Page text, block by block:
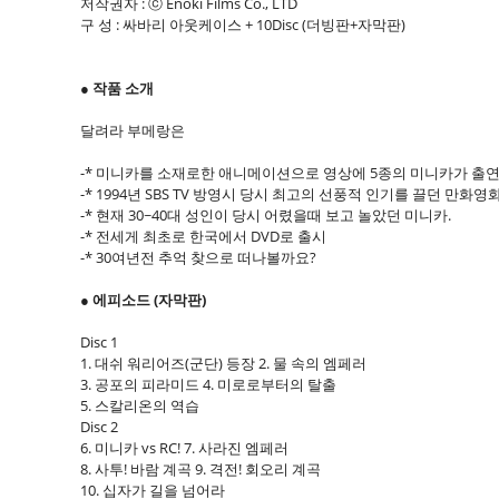
구 성 : 싸바리 아웃케이스 + 10Disc (더빙판+자막판)
● 작품 소개
달려라 부메랑은
-* 미니카를 소재로한 애니메이션으로 영상에 5종의 미니카가 출
-* 1994년 SBS TV 방영시 당시 최고의 선풍적 인기를 끌던 만화영
-* 현재 30~40대 성인이 당시 어렸을때 보고 놀았던 미니카.
-* 전세게 최초로 한국에서 DVD로 출시
-* 30여년전 추억 찾으로 떠나볼까요?
● 에피소드 (자막판)
Disc 1
1. 대쉬 워리어즈(군단) 등장 2. 물 속의 엠페러
3. 공포의 피라미드 4. 미로로부터의 탈출
5. 스칼리온의 역습
Disc 2
6. 미니카 vs RC! 7. 사라진 엠페러
8. 사투! 바람 계곡 9. 격전! 회오리 계곡
10. 십자가 길을 넘어라